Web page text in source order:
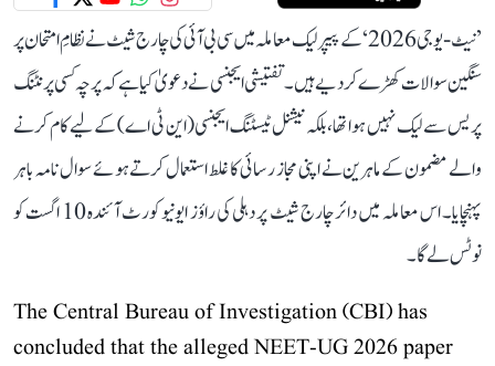
’نیٹ-یو جی 2026‘ کے پیپر لیک معاملہ میں سی بی آئی کی چارج شیٹ نے نظامِ امتحان پر
سنگین سوالات کھڑے کر دیے ہیں۔ تفتیشی ایجنسی نے دعویٰ کیا ہے کہ پرچہ کسی پرنٹنگ
پریس سے لیک نہیں ہوا تھا، بلکہ نیشنل ٹیسٹنگ ایجنسی (این ٹی اے) کے لیے کام کرنے
والے مضمون کے ماہرین نے اپنی مجاز رسائی کا غلط استعمال کرتے ہوئے سوال نامہ باہر
پہنچایا۔ اس معاملہ میں دائر چارج شیٹ پر دہلی کی راؤز ایونیو کورٹ آئندہ 10 اگست کو
نوٹس لے گا۔
The Central Bureau of Investigation (CBI) has
concluded that the alleged NEET-UG 2026 paper